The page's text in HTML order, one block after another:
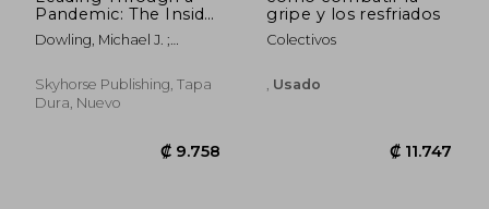
Pandemic: The Inside
Story of Humanity,
Innovation, and
During the Covid-19
Crisis (en Inglés)
Dowling, Michael J. ;
Skyhorse Publishing, Tapa
Dura, Nuevo
gripe y los resfriados
Colectivos
Usado